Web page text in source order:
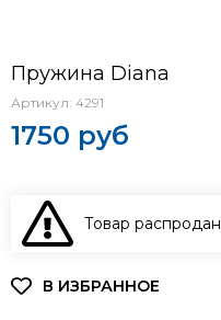
Пружина Diana
Артикул: 4291
1750 руб
Товар распродан